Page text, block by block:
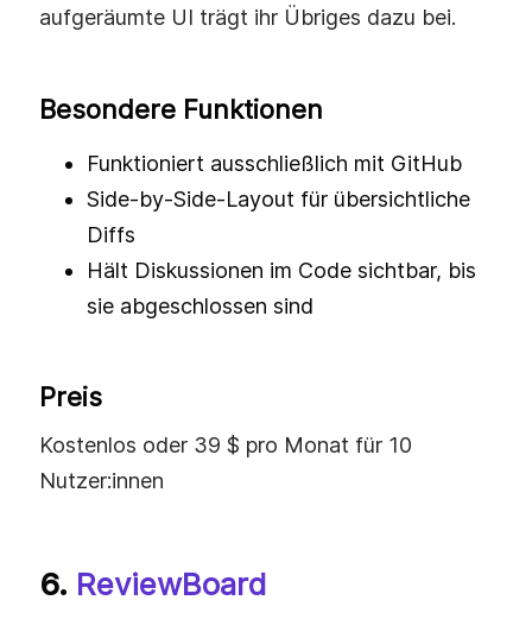
aufgeräumte UI trägt ihr Übriges dazu bei.
Besondere Funktionen
Funktioniert ausschließlich mit GitHub
Side-by-Side-Layout für übersichtliche
Diffs
Hält Diskussionen im Code sichtbar, bis
sie abgeschlossen sind
Preis
Kostenlos oder 39 $ pro Monat für 10
Nutzer:innen
6. ReviewBoard